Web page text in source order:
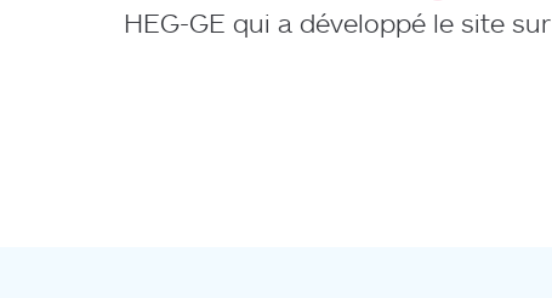
HEG-GE qui a développé le site